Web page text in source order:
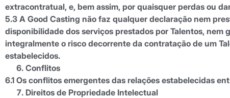
extracontratual, e, bem assim, por quaisquer perdas ou
5.3 A Good Casting não faz qualquer declaração nem
disponibilidade dos serviços prestados por Talentos,
integralmente o risco decorrente da contratação de um
estabelecidos.
Conflitos
6.1 Os conflitos emergentes das relações estabelecidas
Direitos de Propriedade Intelectual